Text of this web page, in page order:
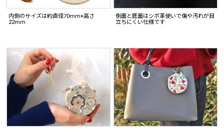
内側のサイズは約直径70mm×高さ
22mm
側面と底面はシボ革使いで傷や汚れが目
立ちにくい仕様です